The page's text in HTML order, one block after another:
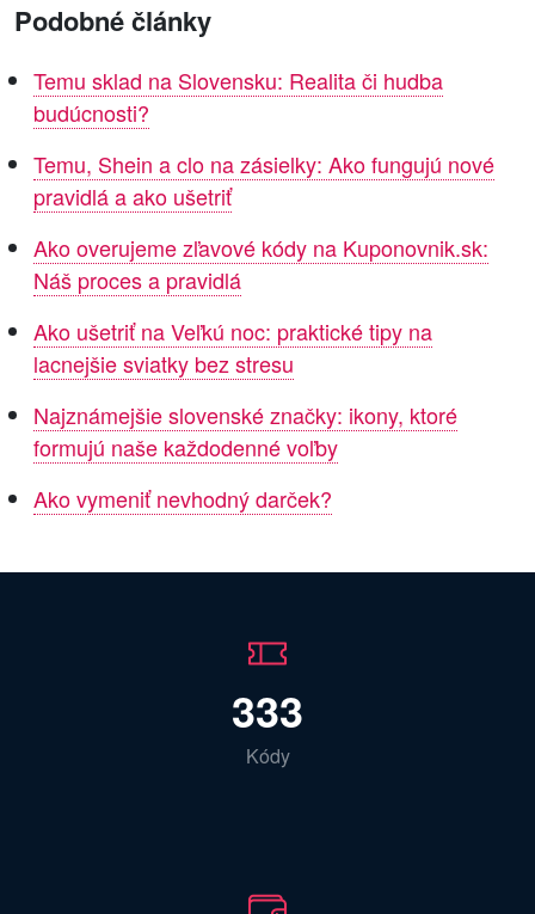
Podobné články
Temu sklad na Slovensku: Realita či hudba
budúcnosti?
Temu, Shein a clo na zásielky: Ako fungujú nové
pravidlá a ako ušetriť
Ako overujeme zľavové kódy na Kuponovnik.sk:
Náš proces a pravidlá
Ako ušetriť na Veľkú noc: praktické tipy na
lacnejšie sviatky bez stresu
Najznámejšie slovenské značky: ikony, ktoré
formujú naše každodenné voľby
Ako vymeniť nevhodný darček?
333
Kódy